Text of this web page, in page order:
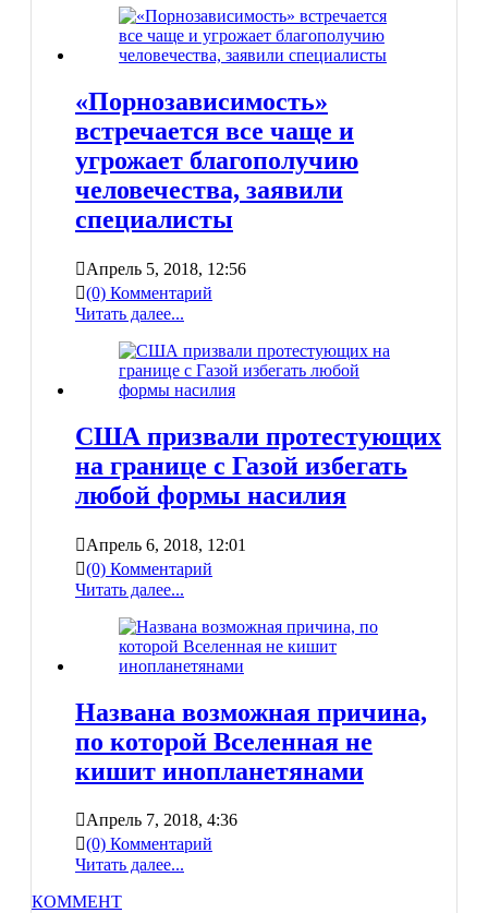
«Порнозависимость»
встречается все чаще и
угрожает благополучию
человечества, заявили
специалисты
Апрель 5, 2018, 12:56
(0) Комментарий
Читать далее...
США призвали протестующих
на границе с Газой избегать
любой формы насилия
Апрель 6, 2018, 12:01
(0) Комментарий
Читать далее...
Названа возможная причина,
по которой Вселенная не
кишит инопланетянами
Апрель 7, 2018, 4:36
(0) Комментарий
Читать далее...
КОММЕНТ